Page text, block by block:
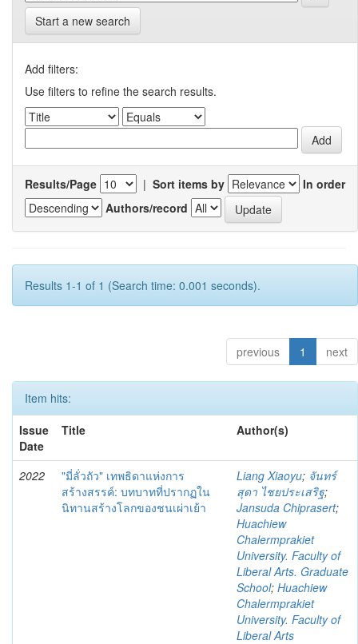
Start a new search
Add filters:
Use filters to refine the search results.
Results/Page | Sort items by
In order
Authors/record
Results 1-1 of 1 (Search time: 0.001 seconds).
previous 1 next
Item hits:
Issue
Date
Title Author(s)
2022
"มี่ลั่วถัว" เทพธิดาแห่งการ
สร้างสรรค์: บทบาทที่ปรากฏใน
นิทานสร้างโลกของชนเผ่าเย้า
Liang Xiaoyu; จันทร์
สุดา ไชยประเสริฐ;
Jansuda Chiprasert;
Huachiew
Chalermprakiet
University. Faculty of
Liberal Arts. Graduate
School; Huachiew
Chalermprakiet
University. Faculty of
Liberal Arts